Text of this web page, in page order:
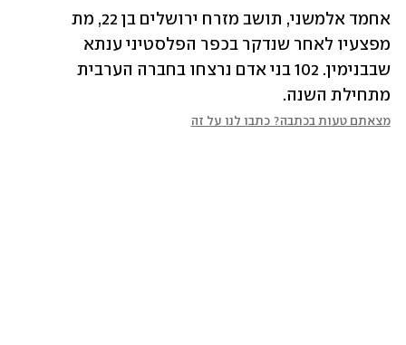
מתחילת השנה.
מצאתם טעות בכתבה? כתבו לנו על זה